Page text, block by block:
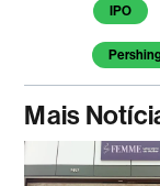
Temas deste
IPO
Mais